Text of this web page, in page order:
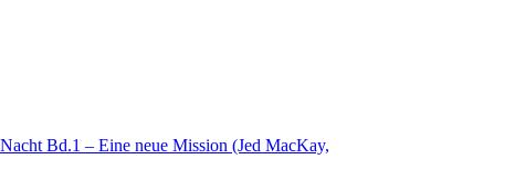
Bd.1 – Eine neue Mission (Jed MacKay,